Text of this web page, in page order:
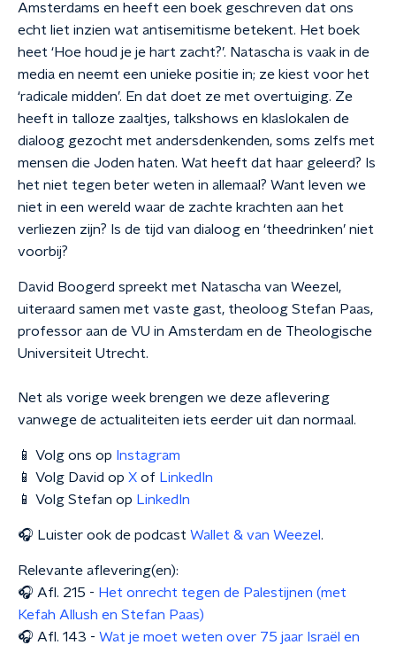
Amsterdams en heeft een boek geschreven dat ons
echt liet inzien wat antisemitisme betekent. Het boek
heet ‘Hoe houd je je hart zacht?’. Natascha is vaak in de
media en neemt een unieke positie in; ze kiest voor het
‘radicale midden’. En dat doet ze met overtuiging. Ze
heeft in talloze zaaltjes, talkshows en klaslokalen de
dialoog gezocht met andersdenkenden, soms zelfs met
mensen die Joden haten. Wat heeft dat haar geleerd? Is
het niet tegen beter weten in allemaal? Want leven we
niet in een wereld waar de zachte krachten aan het
verliezen zijn? Is de tijd van dialoog en ‘theedrinken’ niet
voorbij?
David Boogerd spreekt met Natascha van Weezel,
uiteraard samen met vaste gast, theoloog Stefan Paas,
professor aan de VU in Amsterdam en de Theologische
Universiteit Utrecht.
Net als vorige week brengen we deze aflevering
vanwege de actualiteiten iets eerder uit dan normaal.
📱 Volg ons op Instagram
📱 Volg David op X of LinkedIn
📱 Volg Stefan op LinkedIn
🎧 Luister ook de podcast Wallet & van Weezel .
Relevante aflevering(en):
🎧 Afl. 215 - Het onrecht tegen de Palestijnen (met
Kefah Allush en Stefan Paas)
🎧 Afl. 143 - Wat je moet weten over 75 jaar Israël en